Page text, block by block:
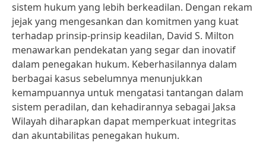
sistem hukum yang lebih berkeadilan. Dengan rekam
jejak yang mengesankan dan komitmen yang kuat
terhadap prinsip-prinsip keadilan, David S. Milton
menawarkan pendekatan yang segar dan inovatif
dalam penegakan hukum. Keberhasilannya dalam
berbagai kasus sebelumnya menunjukkan
kemampuannya untuk mengatasi tantangan dalam
sistem peradilan, dan kehadirannya sebagai Jaksa
Wilayah diharapkan dapat memperkuat integritas
dan akuntabilitas penegakan hukum.